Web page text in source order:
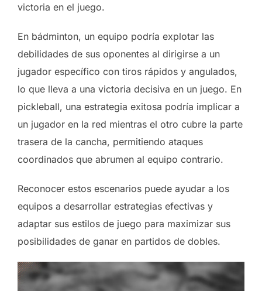
victoria en el juego.
En bádminton, un equipo podría explotar las
debilidades de sus oponentes al dirigirse a un
jugador específico con tiros rápidos y angulados,
lo que lleva a una victoria decisiva en un juego. En
pickleball, una estrategia exitosa podría implicar a
un jugador en la red mientras el otro cubre la parte
trasera de la cancha, permitiendo ataques
coordinados que abrumen al equipo contrario.
Reconocer estos escenarios puede ayudar a los
equipos a desarrollar estrategias efectivas y
adaptar sus estilos de juego para maximizar sus
posibilidades de ganar en partidos de dobles.